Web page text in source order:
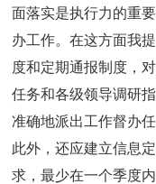
面落实是执行力的重
办工作。在这方面我
度和定期通报制度，
任务和各级领导调研
准确地派出工作督办
此外，还应建立信息
求，最少在一个季度